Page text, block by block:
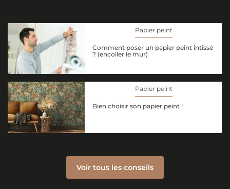
Papier peint
Comment poser un papier peint intissé
? (encoller le mur)
Papier peint
Bien choisir son papier peint !
Voir tous les conseils